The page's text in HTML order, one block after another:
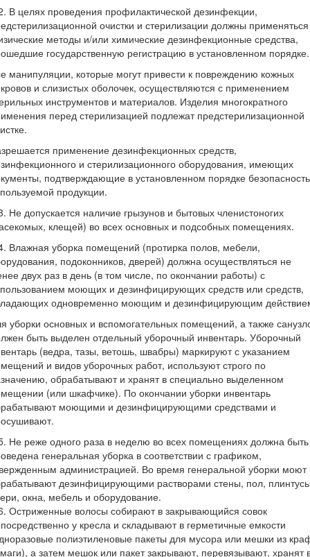
В целях проведения профилактической дезинфекции,
очистки и стерилизации должны применяться
методы и/или химические дезинфекционные средства,
государственную регистрацию в установленном порядке.
манипуляции, которые могут привести к повреждению кожных
и слизистых оболочек, осуществляются с применением
инструментов и материалов. Изделия многократного
перед стерилизацией подлежат предстерилизационной
применение дезинфекционных средств,
и стерилизационного оборудования, имеющих
подтверждающие в установленном порядке безопасность
продукции.
Не допускается наличие грызунов и бытовых членистоногих
клещей) во всех основных и подсобных помещениях.
Влажная уборка помещений (протирка полов, мебели,
подоконников, дверей) должна осуществляться не
двух раз в день (в том числе, по окончании работы) с
моющих и дезинфицирующих средств или средств,
одновременно моющим и дезинфицирующим
уборки основных и вспомогательных помещений, а также
быть выделен отдельный уборочный инвентарь. Уборочный
(ведра, тазы, ветошь, швабры) маркируют с указанием
и видов уборочных работ, используют строго по
обрабатывают и хранят в специально выделенном
(или шкафчике). По окончании уборки инвентарь
моющими и дезинфицирующими средствами и
Не реже одного раза в неделю во всех помещениях должна быть
генеральная уборка в соответствии с графиком,
администрацией. Во время генеральной уборки моют
дезинфицирующими растворами стены, пол,
окна, мебель и оборудование.
Остриженные волосы собирают в закрывающийся совок
у кресла и складывают в герметичные емкости
полиэтиленовые пакеты для мусора или мешки из
а затем мешок или пакет закрывают, перевязывают, хранят